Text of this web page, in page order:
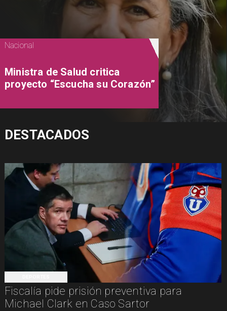
Fiscalía pide prisión preventiva para
Michael Clark en Caso Sartor
Nacional
Ministra de Salud critica
proyecto “Escucha su Corazón”
DESTACADOS